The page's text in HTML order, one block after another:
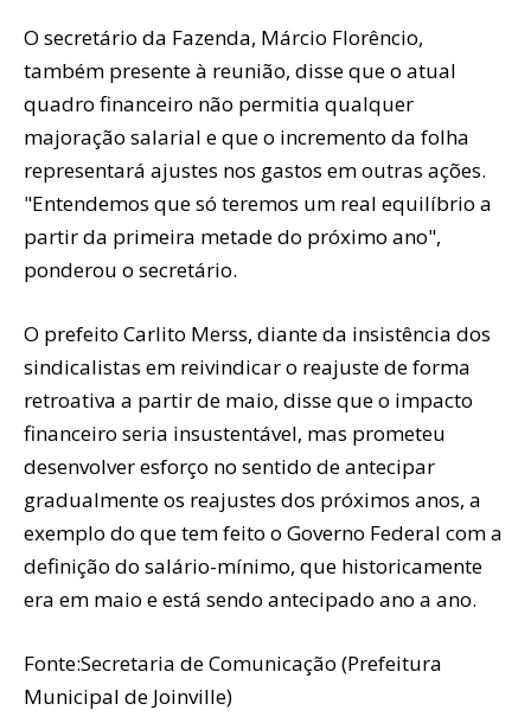
O secretário da Fazenda, Márcio Florêncio,
também presente à reunião, disse que o atual
quadro financeiro não permitia qualquer
majoração salarial e que o incremento da folha
representará ajustes nos gastos em outras ações.
"Entendemos que só teremos um real equilíbrio a
partir da primeira metade do próximo ano",
ponderou o secretário.
O prefeito Carlito Merss, diante da insistência dos
sindicalistas em reivindicar o reajuste de forma
retroativa a partir de maio, disse que o impacto
financeiro seria insustentável, mas prometeu
desenvolver esforço no sentido de antecipar
gradualmente os reajustes dos próximos anos, a
exemplo do que tem feito o Governo Federal com a
definição do salário-mínimo, que historicamente
era em maio e está sendo antecipado ano a ano.
Fonte:Secretaria de Comunicação (Prefeitura
Municipal de Joinville)